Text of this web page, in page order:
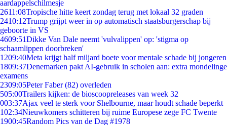
aardappelschilmesje
2611:08Tropische hitte keert zondag terug met lokaal 32 graden
2410:12Trump grijpt weer in op automatisch staatsburgerschap bij
geboorte in VS
4609:51Dikke Van Dale neemt 'vulvalippen' op: 'stigma op
schaamlippen doorbreken'
1209:40Meta krijgt half miljard boete voor mentale schade bij jongeren
1809:37Denemarken pakt AI-gebruik in scholen aan: extra mondelinge
examens
2309:05Peter Faber (82) overleden
505:00Trailers kijken: de bioscoopreleases van week 32
003:37Ajax veel te sterk voor Shelbourne, maar houdt schade beperkt
102:34Nieuwkomers schitteren bij ruime Europese zege FC Twente
1900:45Random Pics van de Dag #1978